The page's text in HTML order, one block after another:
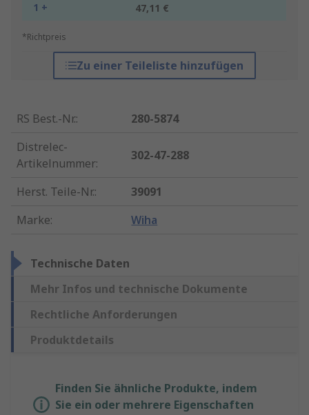
1 + 47,11 €
*Richtpreis
Zu einer Teileliste hinzufügen
RS Best.-Nr.:
280-5874
Distrelec-
Artikelnummer:
302-47-288
Herst. Teile-Nr.:
39091
Marke: Wiha
Technische Daten
Mehr Infos und technische Dokumente
Rechtliche Anforderungen
Produktdetails
Finden Sie ähnliche Produkte, indem
Sie ein oder mehrere Eigenschaften